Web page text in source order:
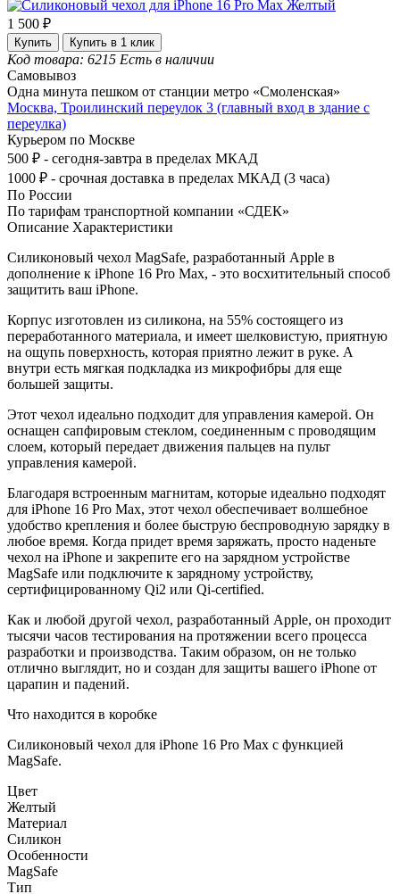
1 500 ₽
Купить Купить в 1 клик
Код товара: 6215 Есть в наличии
Самовывоз
Одна минута пешком от станции метро «Смоленская»
Москва, Троилинский переулок 3 (главный вход в здание с
переулка)
Курьером по Москве
500 ₽ - сегодня-завтра в пределах МКАД
1000 ₽ - срочная доставка в пределах МКАД (3 часа)
По России
По тарифам транспортной компании «СДЕК»
Описание Характеристики
Силиконовый чехол MagSafe, разработанный Apple в
дополнение к iPhone 16 Pro Max, - это восхитительный способ
защитить ваш iPhone.
Корпус изготовлен из силикона, на 55% состоящего из
переработанного материала, и имеет шелковистую, приятную
на ощупь поверхность, которая приятно лежит в руке. А
внутри есть мягкая подкладка из микрофибры для еще
большей защиты.
Этот чехол идеально подходит для управления камерой. Он
оснащен сапфировым стеклом, соединенным с проводящим
слоем, который передает движения пальцев на пульт
управления камерой.
Благодаря встроенным магнитам, которые идеально подходят
для iPhone 16 Pro Max, этот чехол обеспечивает волшебное
удобство крепления и более быструю беспроводную зарядку в
любое время. Когда придет время заряжать, просто наденьте
чехол на iPhone и закрепите его на зарядном устройстве
MagSafe или подключите к зарядному устройству,
сертифицированному Qi2 или Qi-certified.
Как и любой другой чехол, разработанный Apple, он проходит
тысячи часов тестирования на протяжении всего процесса
разработки и производства. Таким образом, он не только
отлично выглядит, но и создан для защиты вашего iPhone от
царапин и падений.
Что находится в коробке
Силиконовый чехол для iPhone 16 Pro Max с функцией
MagSafe.
Цвет
Желтый
Материал
Силикон
Особенности
MagSafe
Тип